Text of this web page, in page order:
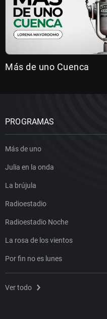
Más de uno Cuenca
PROGRAMAS
Más de uno
Julia en la onda
La brújula
Radioestadio
Radioestadio Noche
La rosa de los vientos
Por fin no es lunes
Ver todo